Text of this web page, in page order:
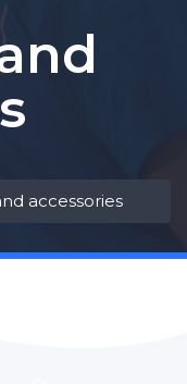
accessories